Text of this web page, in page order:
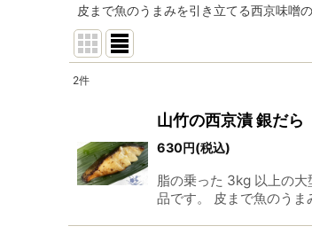
皮まで魚のうまみを引き立てる西京味噌
2件
山竹の西京漬 銀だら
630円(税込)
脂の乗った 3kg 以上の
品です。 皮まで魚のう